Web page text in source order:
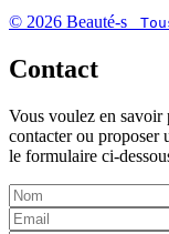
© 2026 Beauté-s
Contact
Vous voulez en savoir
contacter ou proposer
le formulaire ci-